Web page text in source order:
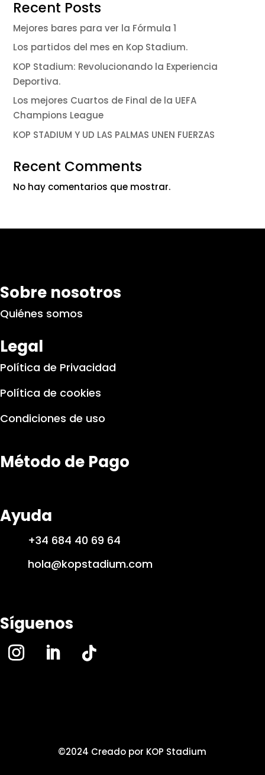
Recent Posts
Mejores bares para ver la Fórmula 1
Los partidos del mes en Kop Stadium.
KOP Stadium: Revolucionando la Experiencia
Deportiva.
Los mejores Cuartos de Final de la UEFA
Champions League
KOP STADIUM Y UD LAS PALMAS UNEN FUERZAS
Recent Comments
No hay comentarios que mostrar.
Sobre nosotros
Quiénes somos
Legal
Política de Privacidad
Política de cookies
Condiciones de uso
Método de Pago
Ayuda
+34 684 40 69 64
hola@kopstadium.com
Síguenos
©2024 Creado por KOP Stadium